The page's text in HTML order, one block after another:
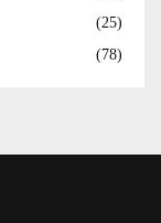
(25)
(78)